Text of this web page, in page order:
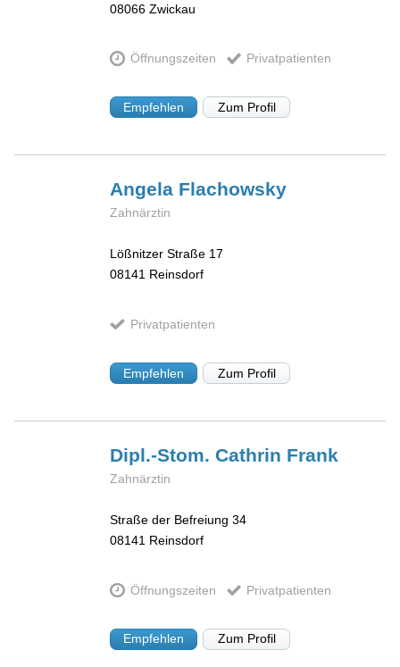
08066 Zwickau
Öffnungszeiten Privatpatienten
Empfehlen Zum Profil
Angela Flachowsky
Zahnärztin
Lößnitzer Straße 17
08141 Reinsdorf
Privatpatienten
Empfehlen Zum Profil
Dipl.-Stom. Cathrin Frank
Zahnärztin
Straße der Befreiung 34
08141 Reinsdorf
Öffnungszeiten Privatpatienten
Empfehlen Zum Profil